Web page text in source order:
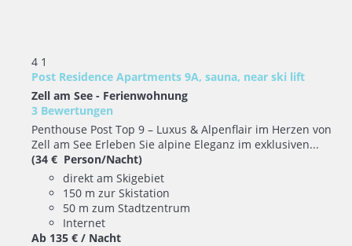
4 1
Post Residence Apartments 9A, sauna, near ski lift
Zell am See - Ferienwohnung
3 Bewertungen
Penthouse Post Top 9 – Luxus & Alpenflair im Herzen von
Zell am See Erleben Sie alpine Eleganz im exklusiven...
(34 € Person/Nacht)
direkt am Skigebiet
150 m zur Skistation
50 m zum Stadtzentrum
Internet
Ab 135 € / Nacht